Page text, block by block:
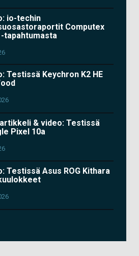
io-techin
Computex
-tapahtumasta
Testissä Keychron K2 HE
& video: Testissä
Pixel 10a
Testissä Asus ROG Kithara